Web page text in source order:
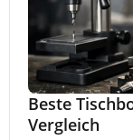
Beste
Vergleich